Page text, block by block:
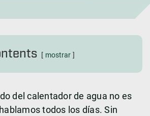
mostrar
del calentador de agua no es
todos los días. Sin